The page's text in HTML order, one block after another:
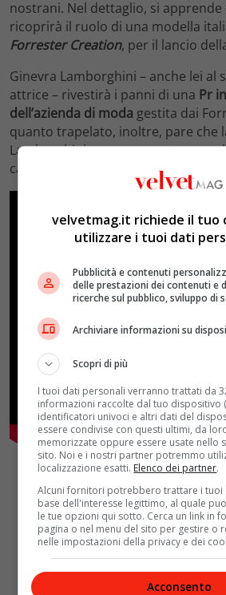
nostrani. Nel dettaglio, si apprende
ricoprirà il ruolo di una modella
Forrester Creation, per il lancio
Ginevra Lamborghini – anche lei al
attrice – rivestirà i panni di una Pr
dell’azienda di moda gestita dai
quanto trapelato, inoltre, pare che
Lamborghini possa aver permesso
canzone per la scena di una sfilata.
velvetmag.it richiede il tuo
utilizzare i tuoi dati
Pubblicità e contenuti
delle prestazioni dei contenuti e
ricerche sul pubblico, sviluppo di
Archiviare informazioni su
Scopri di più
I tuoi dati personali verranno trattati da
informazioni raccolte dal tuo dispositivo
identificatori univoci e altri dati del
essere condivise con questi ultimi, da
memorizzate oppure essere usate nello
sito. Noi e i nostri partner potremmo
localizzazione esatti. Elenco dei partner.
Alcuni fornitori potrebbero trattare i tuoi
base dell'interesse legittimo, al quale
le tue opzioni qui sotto. Cerca un link in
pagina o nel menu del sito per gestire o
nelle impostazioni della privacy e dei
Acconsento